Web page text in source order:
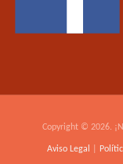
Copyright © 2026.
Aviso Legal